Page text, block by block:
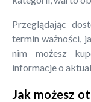
Przeglądając
termin ważności,
nim możesz
informacje o
Jak możesz